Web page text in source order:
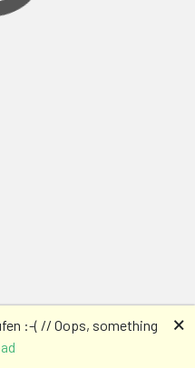
:-( // Oops, something
🗙